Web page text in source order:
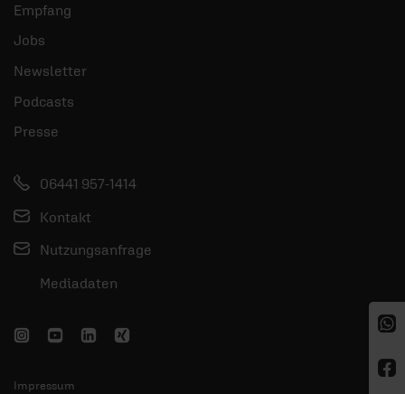
Empfang
Jobs
Newsletter
Podcasts
Presse
06441 957-1414
Kontakt
Nutzungsanfrage
Mediadaten
Impressum